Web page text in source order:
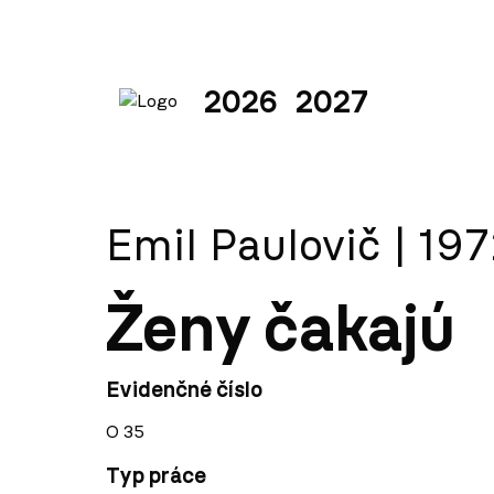
2026 2027
Emil Paulovič |
Ženy čakajú
Evidenčné číslo
O 35
Typ práce